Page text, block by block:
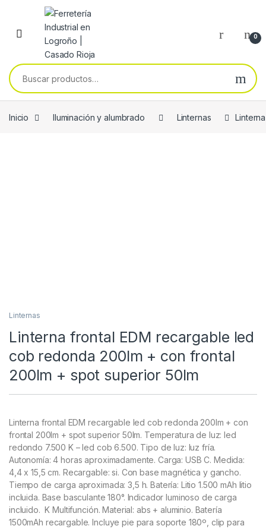
Skip to navigation
Skip to content
0
Buscar por:
Inicio Iluminación y alumbrado Linternas
Linternas
Linterna frontal EDM recargable led
cob redonda 200lm + con frontal
200lm + spot superior 50lm
Linterna frontal EDM recargable led cob redonda 200lm + con
frontal 200lm + spot superior 50lm. Temperatura de luz: led
redondo 7.500 K – led cob 6.500. Tipo de luz: luz fría.
Autonomía: 4 horas aproximadamente. Carga: USB C. Medida:
4,4 x 15,5 cm. Recargable: si. Con base magnética y gancho.
Tiempo de carga aproximada: 3,5 h. Batería: Litio 1.500 mAh litio
incluida. Base basculante 180°. Indicador luminoso de carga
incluido. K Multifunción. Material: abs + aluminio. Batería
1500mAh recargable. Incluye pie para soporte 180º, clip para